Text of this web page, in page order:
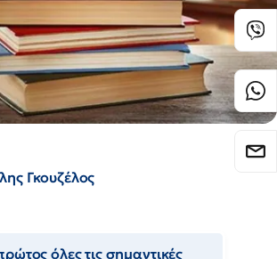
Γκουζέλος
όλες τις σημαντικές